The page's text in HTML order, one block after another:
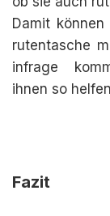
Damit
rutentasche
infrage
ihnen so
Fazit